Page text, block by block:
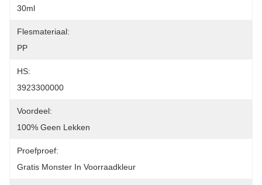
30ml
Flesmateriaal:
PP
HS:
3923300000
Voordeel:
100% Geen Lekken
Proefproef:
Gratis Monster In Voorraadkleur